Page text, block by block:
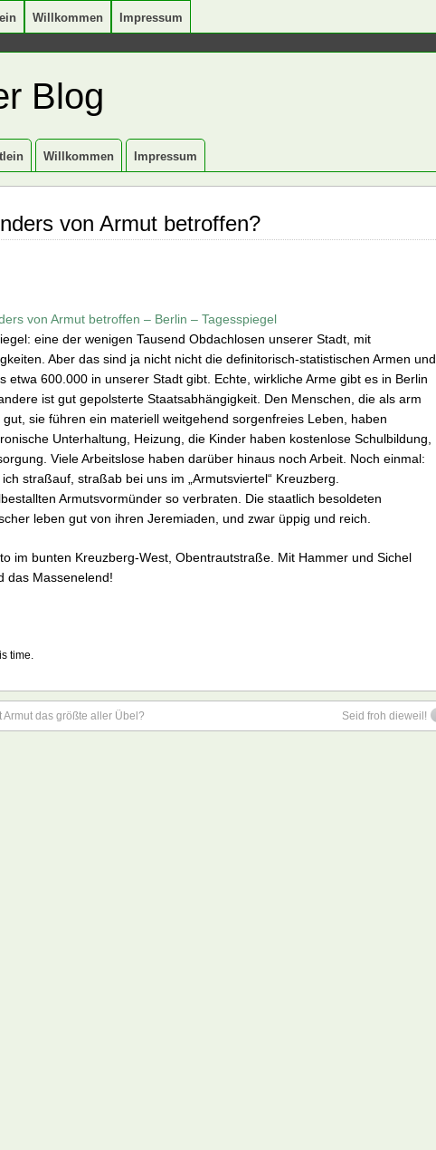
Willkommen Impressum
Blog
Willkommen Impressum
von Armut betroffen?
von Armut betroffen – Berlin – Tagesspiegel
eine der wenigen Tausend Obdachlosen unserer Stadt, mit
Aber das sind ja nicht nicht die definitorisch-statistischen Armen und
etwa 600.000 in unserer Stadt gibt. Echte, wirkliche Arme gibt es in Berlin
ist gut gepolsterte Staatsabhängigkeit. Den Menschen, die als arm
sie führen ein materiell weitgehend sorgenfreies Leben, haben
Unterhaltung, Heizung, die Kinder haben kostenlose Schulbildung,
Viele Arbeitslose haben darüber hinaus noch Arbeit. Noch einmal:
ich straßauf, straßab bei uns im „Armutsviertel“ Kreuzberg.
Armutsvormünder so verbraten. Die staatlich besoldeten
leben gut von ihren Jeremiaden, und zwar üppig und reich.
im bunten Kreuzberg-West, Obentrautstraße. Mit Hammer und Sichel
das Massenelend!
time.
Armut das größte aller Übel? Seid froh dieweil!